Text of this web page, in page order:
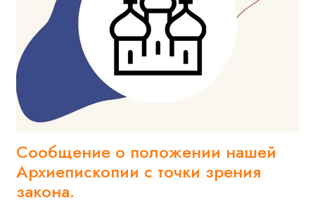
Сообщение о положении нашей
Архиепископии с точки зрения
закона.